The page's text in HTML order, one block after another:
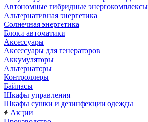
Автономные гибридные энергокомплексы
Альтернативная энергетика
Солнечная энергетика
Блоки автоматики
Аксессуары
Аксессуары для генераторов
Аккумуляторы
Альтернаторы
Контроллеры
Байпасы
Шкафы управления
Шкафы сушки и дезинфекции одежды
Акции